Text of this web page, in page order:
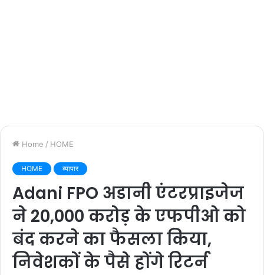
Home / HOME
HOME व्यापार
Adani FPO अडानी एंटरप्राइजेज
ने 20,000 करोड़ के एफपीओ को
बंद करने का फैसला किया,
निवेशकों के पैसे होंगे रिटर्न